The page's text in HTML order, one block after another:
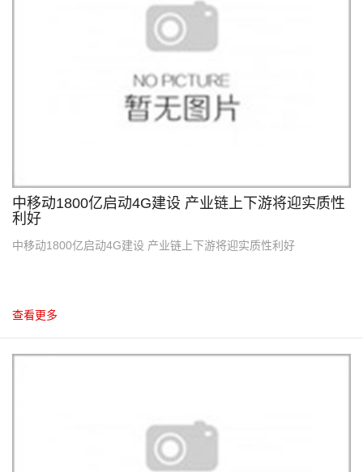
中移动1800亿启动4G建设 产业链上下游将迎实质性
利好
中移动1800亿启动4G建设 产业链上下游将迎实质性利好
查看更多
10